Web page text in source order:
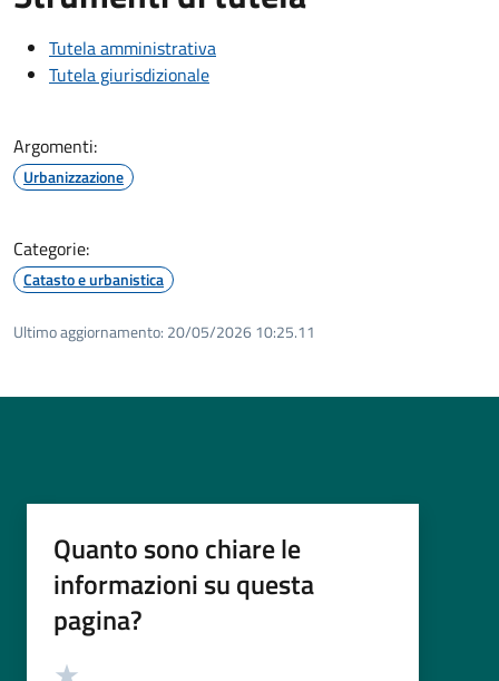
Tutela amministrativa
Tutela giurisdizionale
Argomenti:
Urbanizzazione
Categorie:
Catasto e urbanistica
Ultimo aggiornamento: 20/05/2026 10:25.11
Quanto sono chiare le
informazioni su questa
pagina?
Valutazione